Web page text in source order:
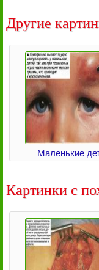
Другие
Маленькие
Картинки с